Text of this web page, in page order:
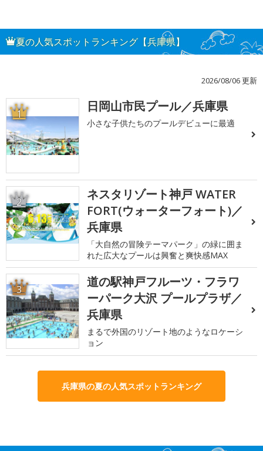
夏の人気スポットランキング【兵庫県】
2026/08/06 更新
1 日岡山市民プール／兵庫県
小さな子供たちのプールデビューに最適
2
ネスタリゾート神戸 WATER
FORT(ウォーターフォート)／
兵庫県
「大自然の冒険テーマパーク」の緑に囲ま
れた広大なプールは興奮と爽快感MAX
3
道の駅神戸フルーツ・フラワ
ーパーク大沢 プールプラザ／
兵庫県
まるで外国のリゾート地のようなロケーシ
ョン
兵庫県の夏の人気スポットランキング